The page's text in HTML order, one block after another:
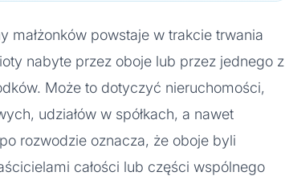
małżonków powstaje w trakcie trwania
nabyte przez oboje lub przez jednego z
Może to dotyczyć nieruchomości,
udziałów w spółkach, a nawet
rozwodzie oznacza, że oboje byli
całości lub części wspólnego